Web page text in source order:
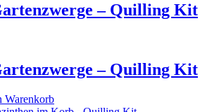
– Quilling Kit
– Quilling Kit
Warenkorb